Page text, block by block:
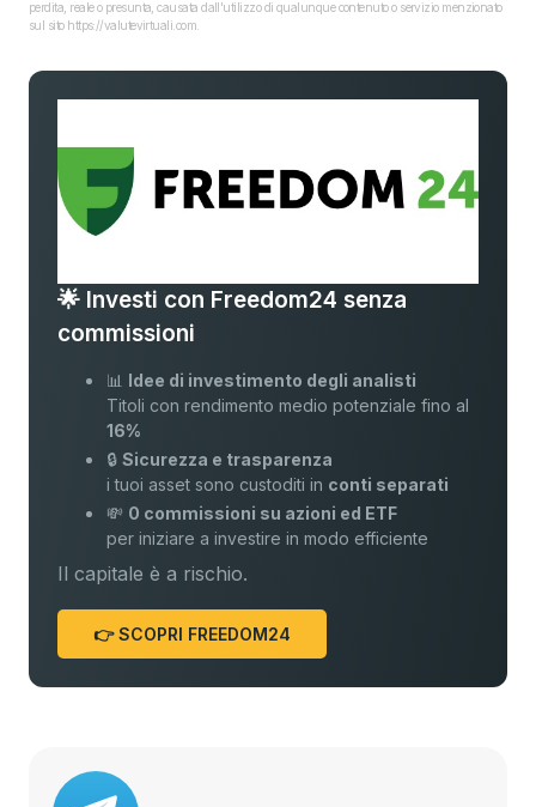
perdita, reale o presunta, causata dall'utilizzo di qualunque contenuto o servizio menzionato
sul sito https://valutevirtuali.com.
🌟 Investi con Freedom24 senza
commissioni
📊 Idee di investimento degli analisti
Titoli con rendimento medio potenziale fino al
16%
🔒Sicurezza e trasparenza
i tuoi asset sono custoditi in conti separati
💸 0 commissioni su azioni ed ETF
per iniziare a investire in modo efficiente
Il capitale è a rischio.
👉 SCOPRI FREEDOM24